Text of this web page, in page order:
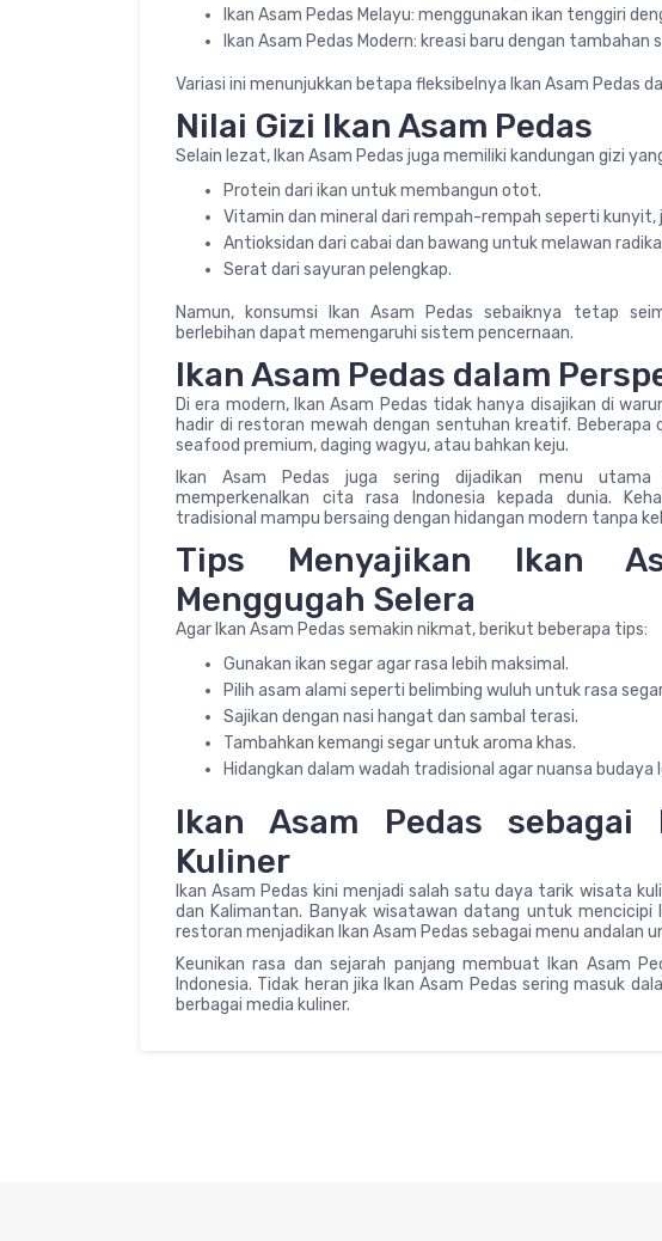
Ikan Asam Pedas Melayu: menggunakan ikan tenggiri
Ikan Asam Pedas Modern: kreasi baru dengan
Variasi ini menunjukkan betapa fleksibelnya Ikan Asam Pedas
Nilai Gizi Ikan Asam Pedas
Selain lezat, Ikan Asam Pedas juga memiliki kandungan gizi
Protein dari ikan untuk membangun otot.
Vitamin dan mineral dari rempah-rempah seperti kunyit,
Antioksidan dari cabai dan bawang untuk melawan
Serat dari sayuran pelengkap.
Namun, konsumsi Ikan Asam Pedas sebaiknya tetap
berlebihan dapat memengaruhi sistem pencernaan.
Ikan Asam Pedas dalam
Di era modern, Ikan Asam Pedas tidak hanya disajikan di
hadir di restoran mewah dengan sentuhan kreatif.
seafood premium, daging wagyu, atau bahkan keju.
Ikan Asam Pedas juga sering dijadikan menu
memperkenalkan cita rasa Indonesia kepada dunia.
tradisional mampu bersaing dengan hidangan modern tanpa
Tips Menyajikan Ikan
Menggugah Selera
Agar Ikan Asam Pedas semakin nikmat, berikut beberapa tips:
Gunakan ikan segar agar rasa lebih maksimal.
Pilih asam alami seperti belimbing wuluh untuk rasa
Sajikan dengan nasi hangat dan sambal terasi.
Tambahkan kemangi segar untuk aroma khas.
Hidangkan dalam wadah tradisional agar nuansa budaya
Ikan Asam Pedas sebagai
Kuliner
Ikan Asam Pedas kini menjadi salah satu daya tarik wisata
dan Kalimantan. Banyak wisatawan datang untuk mencicipi
restoran menjadikan Ikan Asam Pedas sebagai menu andalan
Keunikan rasa dan sejarah panjang membuat Ikan Asam
Indonesia. Tidak heran jika Ikan Asam Pedas sering masuk
berbagai media kuliner.